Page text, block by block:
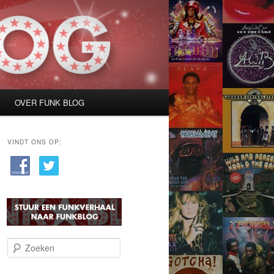
OVER FUNK BLOG
VINDT ONS OP:
o